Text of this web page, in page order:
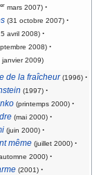
er mars 2007) ·
(31 octobre 2007) ·
avril 2008) ·
2008) ·
janvier 2009)
de la fraîcheur (1996) ·
(1997) ·
(printemps 2000) ·
(mai 2000) ·
(juin 2000) ·
même (juillet 2000) ·
2000) ·
(2001) ·